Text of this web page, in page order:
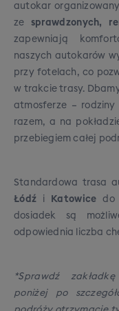
autokar
ze sprawdzonych,
zapewniają
naszych autokarów
przy fotelach, co
w trakcie trasy.
atmosferze –
razem, a na
przebiegiem całej
Standardowa trasa
Łódź i Katowice do
dosiadek są
odpowiednia liczba
*Sprawdź
poniżej po